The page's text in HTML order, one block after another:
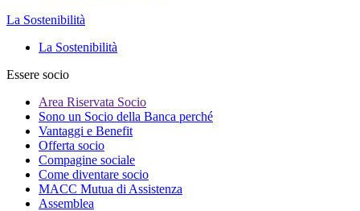
La Sostenibilità
La Sostenibilità
Essere socio
Area Riservata Socio
Sono un Socio della Banca perché
Vantaggi e Benefit
Offerta socio
Compagine sociale
Come diventare socio
MACC Mutua di Assistenza
Assemblea